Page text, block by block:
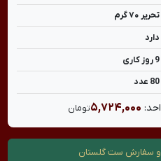
تحریر ۷۰ گرم
دارد
9 روز کاری
80 عدد
۵,۷۲۴,۰۰۰تومان
و سفارش ست گلستان